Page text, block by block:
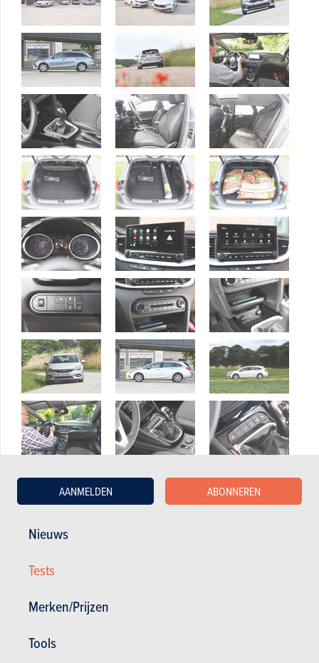
Nieuws
Tests
Merken/Prijzen
Tools
AANMELDEN ABONNEREN